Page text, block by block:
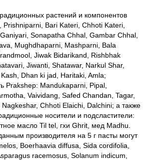
растений и компонентов
Bari Kateri, Chhoti Kateri,
Sonapatha Chhal, Gambar Chhal,
Mughdhaparni, Mashparni, Bala
Jiwak Bidarikand, Rishbhak
Jiwanti, Shatawar, Narkul Shar,
Dhan ki jad, Haritaki, Amla;
Prakshep: Mandukaparni, Pipal,
Vaividang, Safed Chandan, Tagar,
Chhoti Elaichi, Dalchini; а также
носители и подсластители:
масло Til tel, гхи Ghrit, мед Madhu.
производителя на 5 г пасты могут
Boerhaavia diffusa, Sida cordifolia,
racemosus, Solanum indicum,